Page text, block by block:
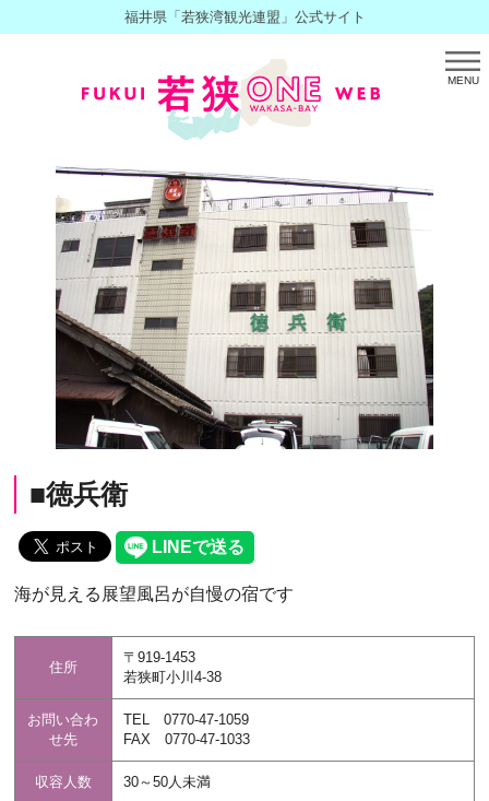
福井県「若狭湾観光連盟」公式サイト
MENU
■徳兵衛
海が見える展望風呂が自慢の宿です
住所
〒919-1453
若狭町小川4-38
お問い合わ
せ先
TEL 0770-47-1059
FAX 0770-47-1033
収容人数 30～50人未満